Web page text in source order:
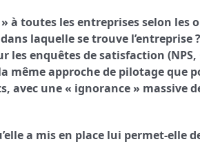
à toutes les entreprises selon les
laquelle se trouve l’entreprise
enquêtes de satisfaction (NPS,
même approche de pilotage que
avec une « ignorance » massive
a mis en place lui permet-elle